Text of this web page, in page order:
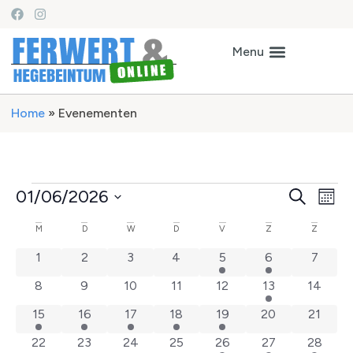
Home » Evenementen
en
Zoeken
01/06/2026
eenKalender
van
Evenementen
M D W D V Z Z
0 evenementen
1 0 evenementen
2 0 evenementen
3 0 evenementen
4 1 evenement
5 2 evenementen
6 0
7
0 evenementen
8 0 evenementen
9 0 evenementen
10 0 evenementen
11 0 evenementen
12 1 evenement
13 0
14
1 evenement
15 1 evenement
16 1 evenement
17 1 evenement
18 1 evenement
19 0 evenementen
20 0
21
0 evenementen
22 0 evenementen
23 0 evenementen
24 0 evenementen
25 1 evenement
26 2 evenementen
27 1
28